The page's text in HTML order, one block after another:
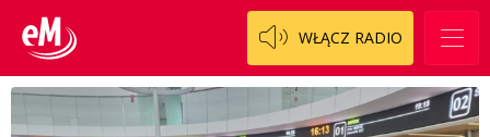
WŁĄCZ RADIO